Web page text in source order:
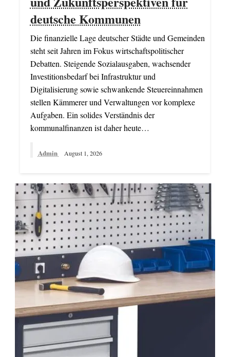
deutsche Kommunen
Die finanzielle Lage deutscher Städte und Gemeinden
steht seit Jahren im Fokus wirtschaftspolitischer
Debatten. Steigende Sozialausgaben, wachsender
Investitionsbedarf bei Infrastruktur und
Digitalisierung sowie schwankende Steuereinnahmen
stellen Kämmerer und Verwaltungen vor komplexe
Aufgaben. Ein solides Verständnis der
kommunalfinanzen ist daher heute…
Admin August 1, 2026